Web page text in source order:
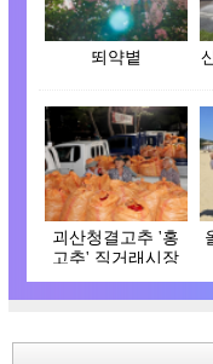
뙤약볕
괴산청결고추 '홍
고추' 직거래시장
개장